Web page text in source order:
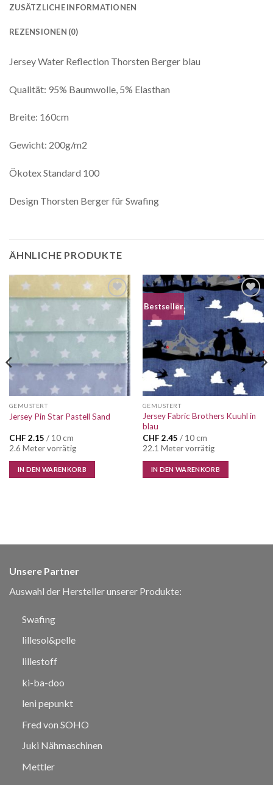
ZUSÄTZLICHE INFORMATIONEN
REZENSIONEN (0)
Jersey Water Reflection Thorsten Berger blau
Qualität: 95% Baumwolle, 5% Elasthan
Breite: 160cm
Gewicht: 200g/m2
Ökotex Standard 100
Design Thorsten Berger für Swafing
ÄHNLICHE PRODUKTE
Auf die
GEMUSTERT
Jersey Pin Star Pastell Sand
CHF 2.15 / 10 cm
2.6 Meter vorrätig
IN DEN WARENKORB
Bestseller
Auf die
Wunschliste
GEMUSTERT
Jersey Fabric Brothers Kuuhl in
blau
CHF 2.45 / 10 cm
22.1 Meter vorrätig
IN DEN WARENKORB
Unsere Partner
Auswahl der Hersteller unserer Produkte:
Swafing
lillesol&pelle
lillestoff
ki-ba-doo
leni pepunkt
Fred von SOHO
Juki Nähmaschinen
Mettler